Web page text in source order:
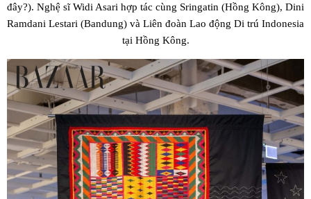
đây?). Nghệ sĩ Widi Asari hợp tác cùng Sringatin (Hồng Kông), Dini
Ramdani Lestari (Bandung) và Liên đoàn Lao động Di trú Indonesia
tại Hồng Kông.